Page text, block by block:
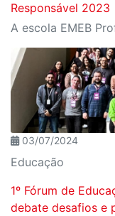
Responsável 2023
03/07/2024
Educação
1º Fórum de
debate desafios e